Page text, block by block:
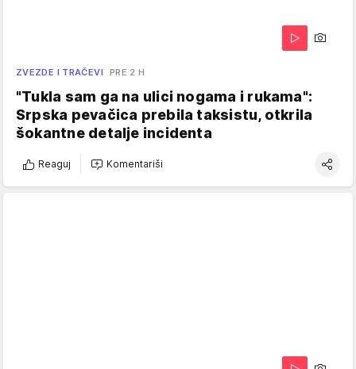
ZVEZDE I TRAČEVI PRE 2 H
"Tukla sam ga na ulici nogama i rukama":
Srpska pevačica prebila taksistu, otkrila
šokantne detalje incidenta
Reaguj Komentariši